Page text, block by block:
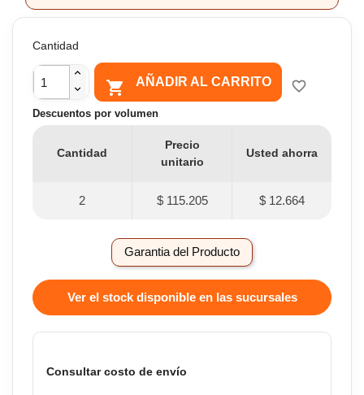
Cantidad
 AÑADIR AL CARRITO favorite_border
Descuentos por volumen
Cantidad
Precio
unitario
Usted ahorra
2 $ 115.205 $ 12.664
Garantia del Producto
Ver el stock disponible en las sucursales
Consultar costo de envío